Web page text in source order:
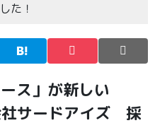
た！
ス」が新しい
社サードアイズ 採